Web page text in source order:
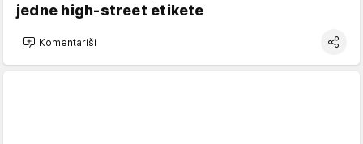
jedne high-street etikete
Komentariši